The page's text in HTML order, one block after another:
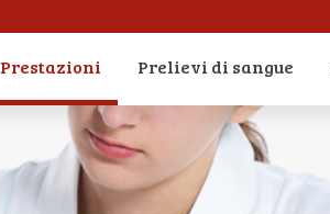
Prestazioni Prelievi di sangue